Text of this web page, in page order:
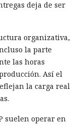
deja de ser
organizativa,
la parte
las horas
Así el
la carga real
suelen operar en